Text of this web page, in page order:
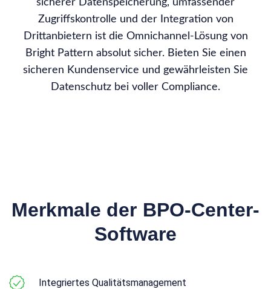
Zugriffskontrolle und der Integration von
Drittanbietern ist die Omnichannel-Lösung von
Bright Pattern absolut sicher. Bieten Sie einen
sicheren Kundenservice und gewährleisten Sie
Datenschutz bei voller Compliance.
Merkmale der BPO-Center-
Software
Integriertes Qualitätsmanagement